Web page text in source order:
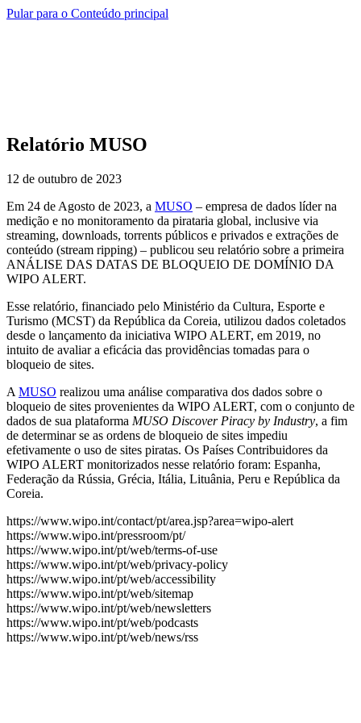
Pular para o Conteúdo principal
Relatório MUSO
12 de outubro de 2023
Em 24 de Agosto de 2023, a MUSO – empresa de dados líder na
medição e no monitoramento da pirataria global, inclusive via
streaming, downloads, torrents públicos e privados e extrações de
conteúdo (stream ripping) – publicou seu relatório sobre a primeira
ANÁLISE DAS DATAS DE BLOQUEIO DE DOMÍNIO DA
WIPO ALERT.
Esse relatório, financiado pelo Ministério da Cultura, Esporte e
Turismo (MCST) da República da Coreia, utilizou dados coletados
desde o lançamento da iniciativa WIPO ALERT, em 2019, no
intuito de avaliar a eficácia das providências tomadas para o
bloqueio de sites.
A MUSO realizou uma análise comparativa dos dados sobre o
bloqueio de sites provenientes da WIPO ALERT, com o conjunto de
dados de sua plataforma MUSO Discover Piracy by Industry, a fim
de determinar se as ordens de bloqueio de sites impediu
efetivamente o uso de sites piratas. Os Países Contribuidores da
WIPO ALERT monitorizados nesse relatório foram: Espanha,
Federação da Rússia, Grécia, Itália, Lituânia, Peru e República da
Coreia.
https://www.wipo.int/contact/pt/area.jsp?area=wipo-alert
https://www.wipo.int/pressroom/pt/
https://www.wipo.int/pt/web/terms-of-use
https://www.wipo.int/pt/web/privacy-policy
https://www.wipo.int/pt/web/accessibility
https://www.wipo.int/pt/web/sitemap
https://www.wipo.int/pt/web/newsletters
https://www.wipo.int/pt/web/podcasts
https://www.wipo.int/pt/web/news/rss